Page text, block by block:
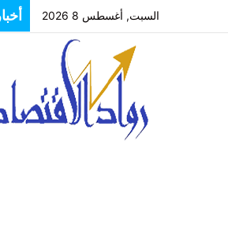
السبت, أغسطس 8 2026